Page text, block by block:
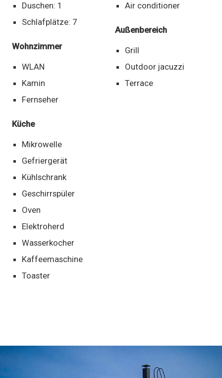
Duschen: 1
Schlafplätze: 7
Wohnzimmer
WLAN
Kamin
Fernseher
Küche
Mikrowelle
Gefriergerät
Kühlschrank
Geschirrspüler
Oven
Elektroherd
Wasserkocher
Kaffeemaschine
Toaster
Air conditioner
Außenbereich
Grill
Outdoor jacuzzi
Terrace